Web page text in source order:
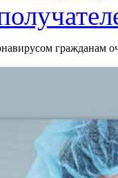
гражданам